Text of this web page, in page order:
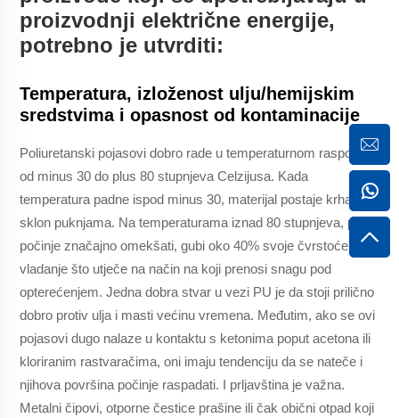
proizvodnji električne energije,
potrebno je utvrditi:
Temperatura, izloženost ulju/hemijskim
sredstvima i opasnost od kontaminacije
Poliuretanski pojasovi dobro rade u temperaturnom rasponu
od minus 30 do plus 80 stupnjeva Celzijusa. Kada
temperatura padne ispod minus 30, materijal postaje krhak i
sklon puknjama. Na temperaturama iznad 80 stupnjeva, pojas
počinje značajno omekšati, gubi oko 40% svoje čvrstoće na
vladanje što utječe na način na koji prenosi snagu pod
opterećenjem. Jedna dobra stvar u vezi PU je da stoji prilično
dobro protiv ulja i masti većinu vremena. Međutim, ako se ovi
pojasovi dugo nalaze u kontaktu s ketonima poput acetona ili
kloriranim rastvaračima, oni imaju tendenciju da se nateče i
njihova površina počinje raspadati. I prljavština je važna.
Metalni čipovi, otporne čestice prašine ili čak obični otpad koji